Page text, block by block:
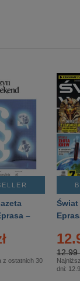
–
z ostatnich 30
Świat
12.99
dni: